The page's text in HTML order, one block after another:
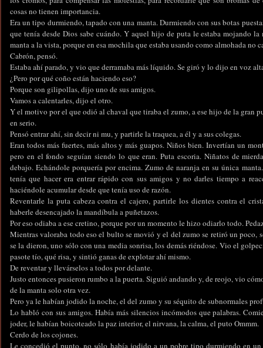
cosas no tienen importancia.
Era un tipo durmiendo, tapado con una manta. Durmiendo con sus botas
que tenía desde Dios sabe cuándo. Y aquel hijo de puta le estaba mojando la
manta a la vista, porque en esa mochila que estaba usando como almohada no
Cabrón, pensó.
Estaba ahí parado, y vio que derramaba más líquido. Se giró y lo dijo en voz
¿Pero por qué coño están haciendo eso?
Porque son gilipollas, dijo uno de sus amigos.
Vamos a calentarles, dijo el otro.
Y el motivo por el que odió al chaval que tiraba el zumo, a ese hijo de la gran
en serio.
Pensó entrar ahí, sin decir ni mu, y partirle la traquea, a él y a sus colegas.
Eran todos más fuertes, más altos y más guapos. Niños bien. Invertían un
pero en el fondo seguían siendo lo que eran. Puta escoria. Niñatos de
debajo. Echándole porquería por encima. Zumo de naranja en su única
tenía que hacer era entrar rápido con sus amigos y no darles tiempo a
haciéndole acumular desde que tenía uso de razón.
Reventarle la puta cabeza contra el cajero, partirle los dientes contra el
haberle desencajado la mandíbula a puñetazos.
Por eso odiaba a ese cretino, porque por un momento le hizo odiarlo todo.
Mientras valoraba todo eso el bulto se movió y el del zumo se retiró un poco,
se la dieron, uno sólo con una media sonrisa, los demás riéndose. Vio el
pasote tío, qué risa, y sintió ganas de explotar ahí mismo.
De reventar y llevárselos a todos por delante.
Justo entonces pusieron rumbo a la puerta. Siguió andando y, de reojo, vio
de la manta solo otra vez.
Pero ya le habían jodido la noche, el del zumo y su séquito de subnormales
Lo habló con sus amigos. Había más silencios incómodos que palabras.
joder, le habían boicoteado la paz interior, el nirvana, la calma, el puto Ommm.
Cerdo de los cojones.
Le concedió el punto, no sólo había jodido a un pobre tipo durmiendo en